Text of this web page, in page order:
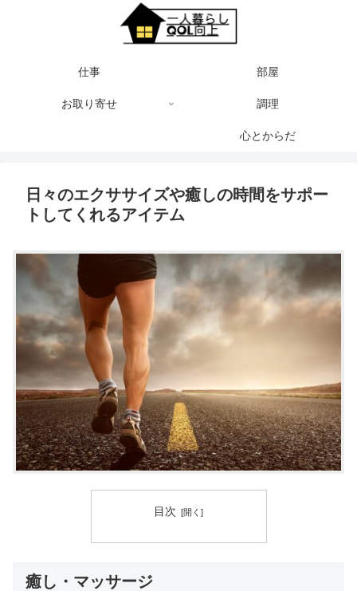
仕事 部屋
お取り寄せ 調理
心とからだ
日々のエクササイズや癒しの時間をサポー
トしてくれるアイテム
目次
癒し・マッサージ